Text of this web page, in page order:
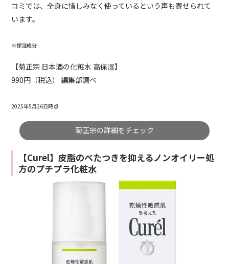
コミでは、全身に惜しみなく使っているという声も寄せられて
います。
※保湿成分
【菊正宗 日本酒の化粧水 高保湿】
990円（税込） 編集部調べ
2025年5月26日時点
菊正宗の詳細をチェック
【Curel】皮脂のべたつきを抑えるノンオイリー処
方のプチプラ化粧水